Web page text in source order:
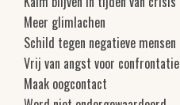
Meer glimlachen
Schild tegen negatieve mensen
Vrij van angst voor confrontatie
Maak oogcontact